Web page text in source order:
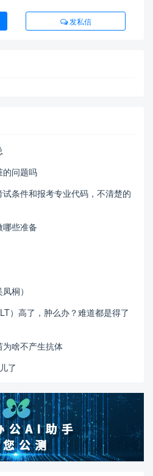
发私信
的问题吗
试条件和报考专业代码，不清楚的
哪些准备
桐）
）高了，肿么办？难道都是得了
为啥不产生抗体
了